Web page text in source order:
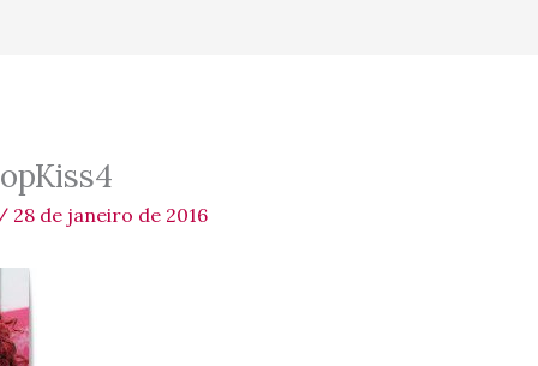
/ 28 de janeiro de 2016